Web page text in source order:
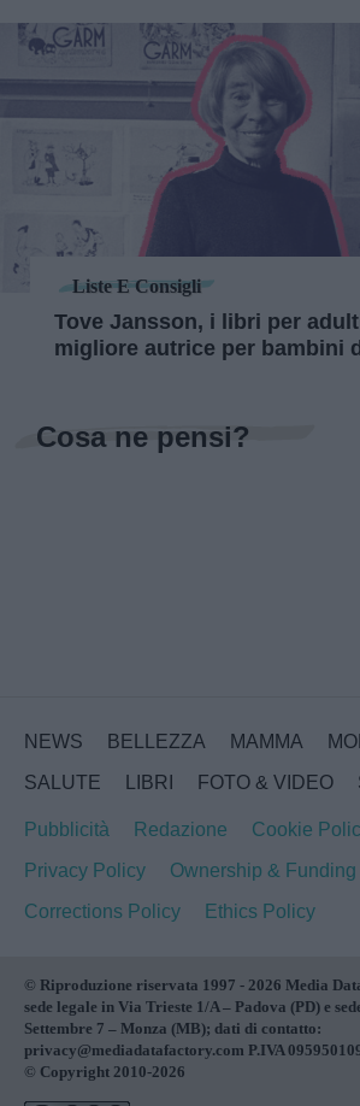
Liste E Consigli
Tove Jansson, i libri per
migliore autrice per bambini
Cosa ne pensi?
NEWS BELLEZZA MAMMA
SALUTE
LIBRI FOTO & VIDEO
Pubblicità Redazione
Cookie
Privacy Policy
Ownership & Funding
Corrections Policy
Ethics Policy
© Riproduzione riservata 1997 - 2026 Media
sede legale in Via Trieste 1/A – Padova (PD) e
Settembre 7 – Monza (MB); dati di contatto:
privacy@mediadatafactory.com P.IVA
© Copyright 2010-2026